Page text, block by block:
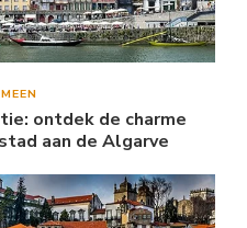
ontdek de charme
aan de Algarve